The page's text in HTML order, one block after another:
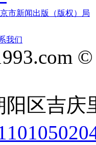
市新闻出版（版权）局
我们
区吉庆